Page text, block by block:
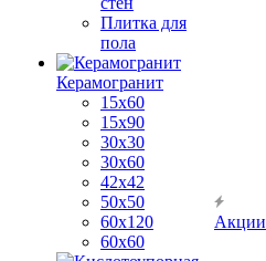
Плитка для
пола
Керамогранит
15х60
15x90
30х30
30х60
42х42
50х50
60х120
60х60
Акции